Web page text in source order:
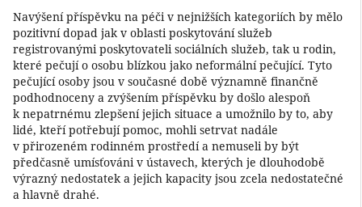
Navýšení příspěvku na péči v nejnižších kategoriích by mělo
pozitivní dopad jak v oblasti poskytování služeb
registrovanými poskytovateli sociálních služeb, tak u rodin,
které pečují o osobu blízkou jako neformální pečující. Tyto
pečující osoby jsou v současné době významně finančně
podhodnoceny a zvýšením příspěvku by došlo alespoň
k nepatrnému zlepšení jejich situace a umožnilo by to, aby
lidé, kteří potřebují pomoc, mohli setrvat nadále
v přirozeném rodinném prostředí a nemuseli by být
předčasně umísťováni v ústavech, kterých je dlouhodobě
výrazný nedostatek a jejich kapacity jsou zcela nedostatečné
a hlavně drahé.